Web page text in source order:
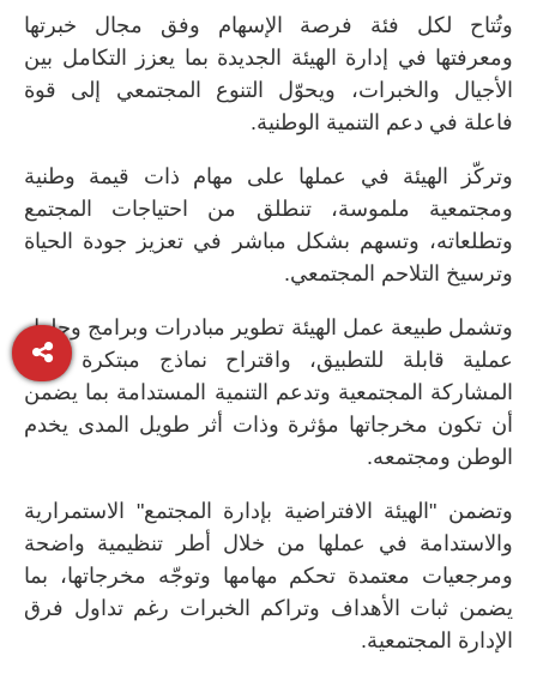
وتُتاح لكل فئة فرصة الإسهام وفق مجال خبرتها
ومعرفتها في إدارة الهيئة الجديدة بما يعزز التكامل بين
الأجيال والخبرات، ويحوّل التنوع المجتمعي إلى قوة
فاعلة في دعم التنمية الوطنية.
وتركّز الهيئة في عملها على مهام ذات قيمة وطنية
ومجتمعية ملموسة، تنطلق من احتياجات المجتمع
وتطلعاته، وتسهم بشكل مباشر في تعزيز جودة الحياة
وترسيخ التلاحم المجتمعي.
وتشمل طبيعة عمل الهيئة تطوير مبادرات وبرامج وحلول
عملية قابلة للتطبيق، واقتراح نماذج مبتكرة تعزز
المشاركة المجتمعية وتدعم التنمية المستدامة بما يضمن
أن تكون مخرجاتها مؤثرة وذات أثر طويل المدى يخدم
الوطن ومجتمعه.
وتضمن "الهيئة الافتراضية بإدارة المجتمع" الاستمرارية
والاستدامة في عملها من خلال أطر تنظيمية واضحة
ومرجعيات معتمدة تحكم مهامها وتوجّه مخرجاتها، بما
يضمن ثبات الأهداف وتراكم الخبرات رغم تداول فرق
الإدارة المجتمعية.